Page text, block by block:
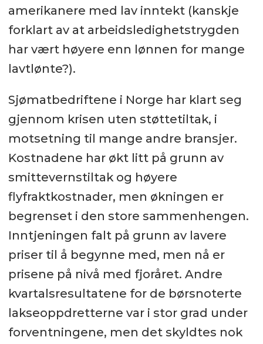
amerikanere med lav inntekt (kanskje
forklart av at arbeidsledighetstrygden
har vært høyere enn lønnen for mange
lavtlønte?).
Sjømatbedriftene i Norge har klart seg
gjennom krisen uten støttetiltak, i
motsetning til mange andre bransjer.
Kostnadene har økt litt på grunn av
smittevernstiltak og høyere
flyfraktkostnader, men økningen er
begrenset i den store sammenhengen.
Inntjeningen falt på grunn av lavere
priser til å begynne med, men nå er
prisene på nivå med fjoråret. Andre
kvartalsresultatene for de børsnoterte
lakseoppdretterne var i stor grad under
forventningene, men det skyldtes nok